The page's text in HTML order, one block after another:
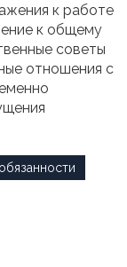
к работе
к общему
советы
отношения с
обязанности